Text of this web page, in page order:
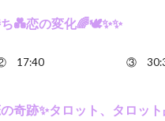
💑恋の変化🌈🕊✨✨
17:40 ③ 30:37 ✿恋
奇跡✨タロット、タロッ